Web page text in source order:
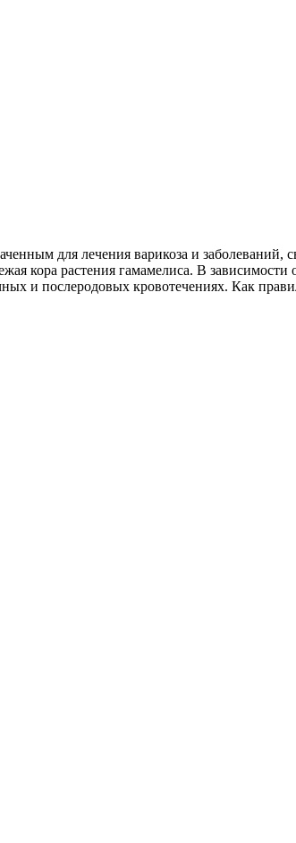
для лечения варикоза и
кора растения гамамелиса. В
и послеродовых кровотечениях. Как